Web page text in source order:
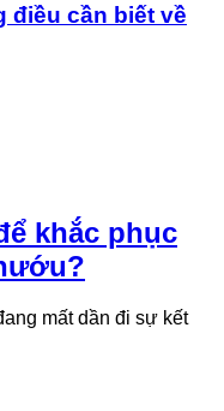
điều cần biết về
khắc phục
mất dần đi sự kết